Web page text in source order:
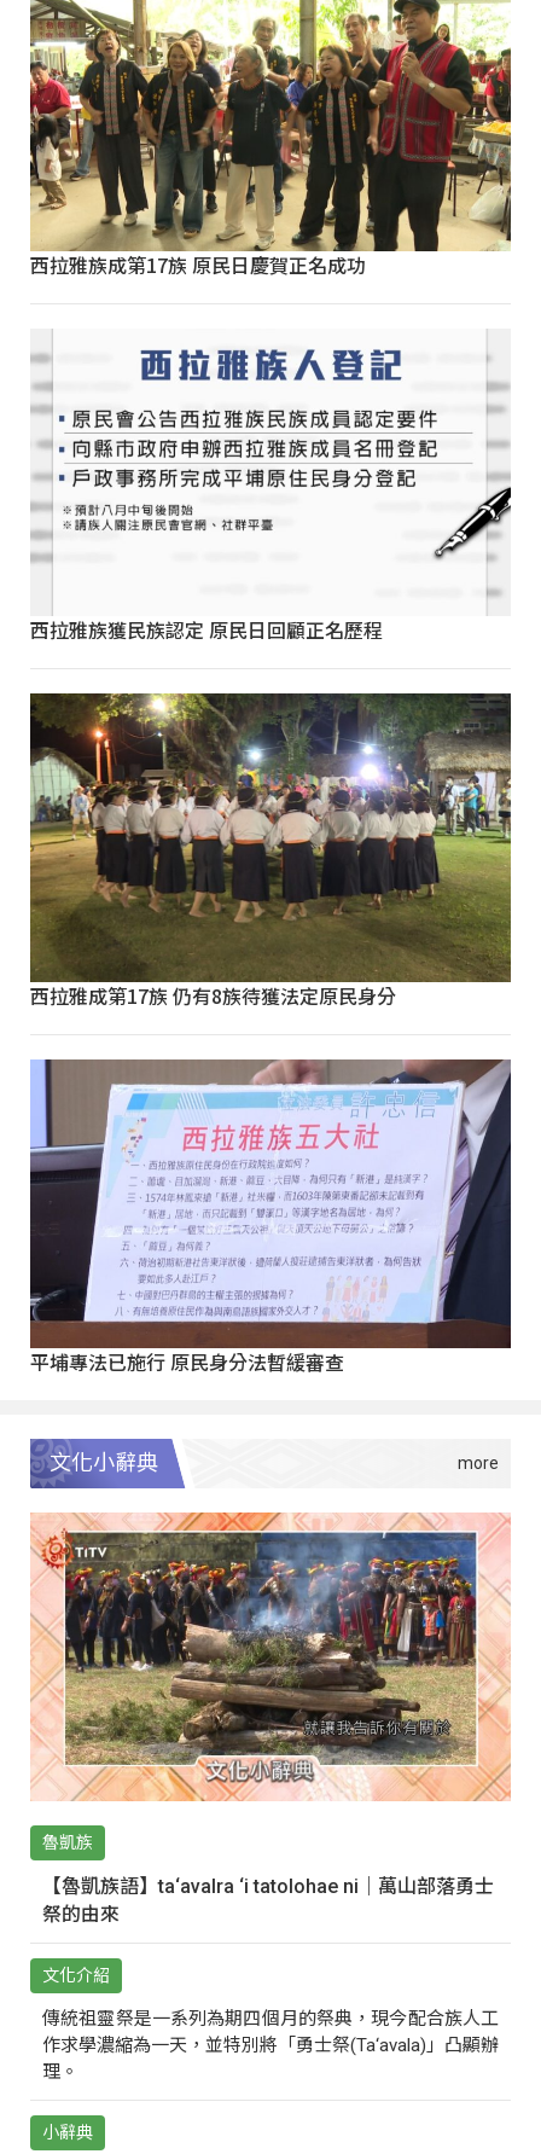
西拉雅族成第17族 原民日慶賀正名成功
西拉雅族獲民族認定 原民日回顧正名歷程
西拉雅成第17族 仍有8族待獲法定原民身分
平埔專法已施行 原民身分法暫緩審查
文化小辭典
魯凱族
【魯凱族語】ta‘avalra ‘i tatolohae ni｜萬山部落勇士
祭的由來
文化介紹
傳統祖靈祭是一系列為期四個月的祭典，現今配合族人工
作求學濃縮為一天，並特別將「勇士祭(Ta‘avala)」凸顯辦
理。
小辭典